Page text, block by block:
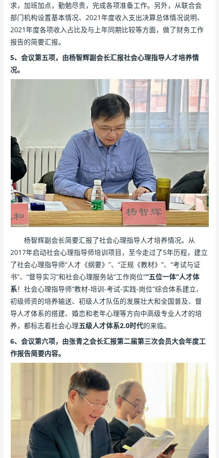
求，加班加点，勤勉尽责，完成各项准备工作。另外，从联合会
部门机构设置基本情况、2021年度收入支出决算总体情况说明、
2021年度各项收入占比及与上年同期比较等方面，做了财务工作
报告的简要汇报。
5、会议第五项，由杨智辉副会长汇报社会心理指导人才培养情
况。
杨智辉副会长简要汇报了社会心理指导人才培养情况。从
2017年启动社会心理指导师培训项目，至今走过了5年历程，建立
了社会心理指导师“人才《纲要》”、“正规《教材》”、“考试与证
书”、“督导实习”和社会心理服务站“工作岗位”“五位一体”人才体
系！社会心理指导师“教材-培训-考试-实践-岗位”综合体系建立、
初级师资的培养输送、初级人才队伍的发展壮大和全国普及、督
导人才体系的搭建、婚恋和老年心理等方向中高级专业人才的培
养，都标志着社会心理五级人才体系2.0时代的来临。
6、会议第六项，由张青之会长汇报第二届第三次会员大会年度工
作报告简要内容。